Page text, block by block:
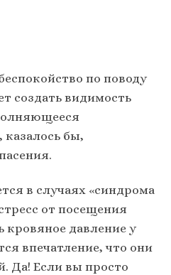
по поводу
создать видимость
казалось бы,
в случаях «синдрома
от посещения
кровяное давление у
впечатление, что они
Да! Если вы просто